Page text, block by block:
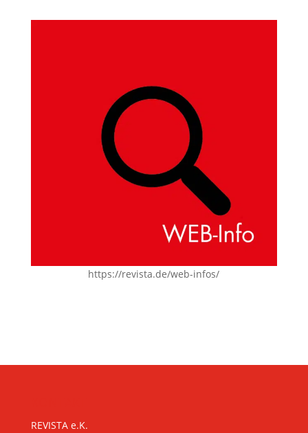
https://revista.de/web-infos/
REVISTA e.K.